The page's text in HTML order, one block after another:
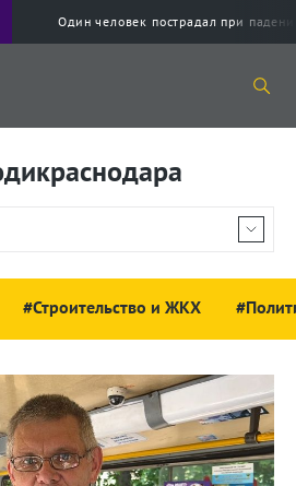
Один человек пострадал при
#Строительство и ЖКХ